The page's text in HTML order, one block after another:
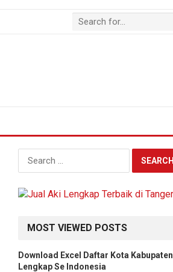
r
r
MOST VIEWED POSTS
Download Excel Daftar Kota Kabupaten
Lengkap Se Indonesia